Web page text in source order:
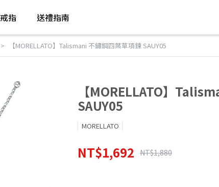
戒指 送禮指南
【MORELLATO】Talismani 不鏽鋼四葉草項鍊 SAUY05
【MORELLATO】
SAUY05
MORELLATO
NT$1,692 NT$1,880